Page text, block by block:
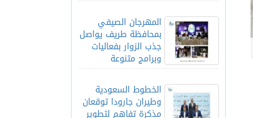
المهرجان الصيفي
بمحافظة طريف يواصل
جذب الزوار بفعاليات
وبرامج متنوعة
الخطوط السعودية
وطيران جارودا توقعان
مذكرة تفاهم لتطوير